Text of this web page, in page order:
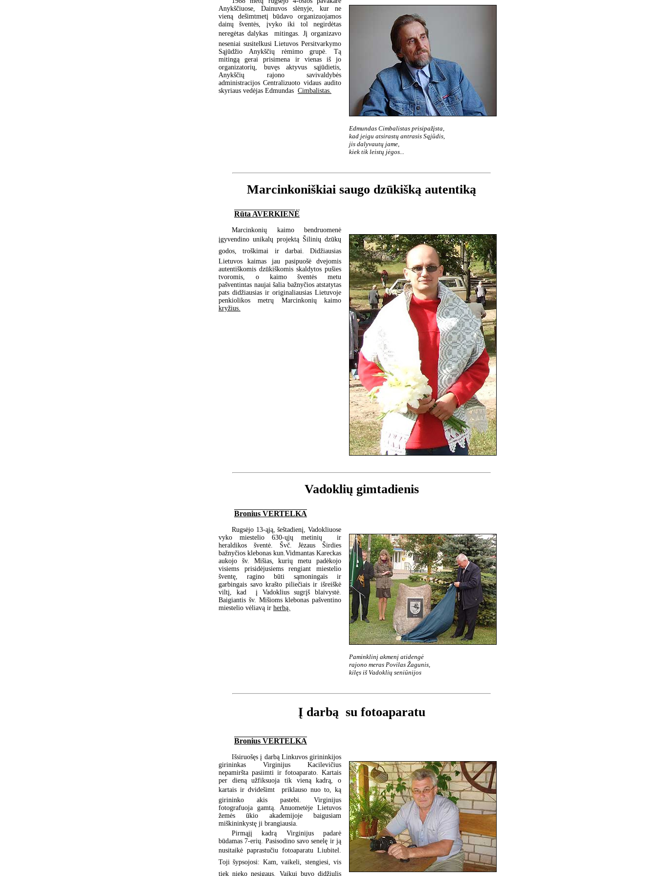
Edmundas Cimbalistas prisipažįsta,
kad jeigu atsirastų antrasis Sąjūdis,
jis dalyvautų jame,
kiek tik leistų jėgos...
Anykščiuose, Dainuvos slėnyje, kur ne
vieną dešimtmetį būdavo organizuojamos
dainų šventės, įvyko iki tol negirdėtas
neregėtas dalykas  mitingas. Jį organizavo
neseniai susitelkusi Lietuvos Persitvarkymo
Sąjūdžio Anykščių rėmimo grupė. Tą
mitingą gerai prisimena ir vienas iš jo
organizatorių, buvęs aktyvus sąjūdietis,
Anykščių rajono savivaldybės
administracijos Centralizuoto vidaus audito
skyriaus vedėjas Edmundas Cimbalistas.
Marcinkoniškiai saugo dzūkišką autentiką
Rūta AVERKIENĖ
Marcinkonių kaimo bendruomenė
įgyvendino unikalų projektą Šilinių dzūkų
godos, troškimai ir darbai. Didžiausias
Lietuvos kaimas jau pasipuošė dvejomis
autentiškomis dzūkiškomis skaldytos pušies
tvoromis, o kaimo šventės metu
pašventintas naujai šalia bažnyčios atstatytas
pats didžiausias ir originaliausias Lietuvoje
penkiolikos metrų Marcinkonių kaimo
kryžius.
Vadoklių gimtadienis
Bronius VERTELKA
Paminklinį akmenį atidengė
rajono meras Povilas Žagunis,
kilęs iš Vadoklių seniūnijos
Rugsėjo 13-ąją, šeštadienį, Vadokliuose
vyko miestelio 630-ųjų metinių ir
heraldikos šventė. Švč. Jėzaus Širdies
bažnyčios klebonas kun.Vidmantas Kareckas
aukojo šv. Mišias, kurių metu padėkojo
visiems prisidėjusiems rengiant miestelio
šventę, ragino būti sąmoningais ir
garbingais savo krašto piliečiais ir išreiškė
viltį, kad į Vadoklius sugrįš blaivystė.
Baigiantis šv. Mišioms klebonas pašventino
miestelio vėliavą ir herbą.
Į darbą  su fotoaparatu
Bronius VERTELKA
Išsiruošęs į darbą Linkuvos girininkijos
girininkas Virginijus Kacilevičius
nepamiršta pasiimti ir fotoaparato. Kartais
per dieną užfiksuoja tik vieną kadrą, o
kartais ir dvidešimt  priklauso nuo to, ką
girininko akis pastebi. Virginijus
fotografuoja gamtą. Anuometėje Lietuvos
žemės ūkio akademijoje baigusiam
miškininkystę ji brangiausia.
Pirmąjį kadrą Virginijus padarė
būdamas 7-erių. Pasisodino savo senelę ir ją
nusitaikė paprastučiu fotoaparatu Liubitel.
Toji šypsojosi: Kam, vaikeli, stengiesi, vis
tiek nieko nesigaus. Vaikui buvo didžiulis